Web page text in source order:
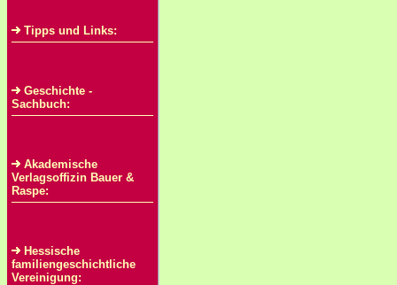
Tipps und Links:
Geschichte -
Sachbuch:
Akademische
Verlagsoffizin Bauer &
Raspe:
Hessische
familiengeschichtliche
Vereinigung: